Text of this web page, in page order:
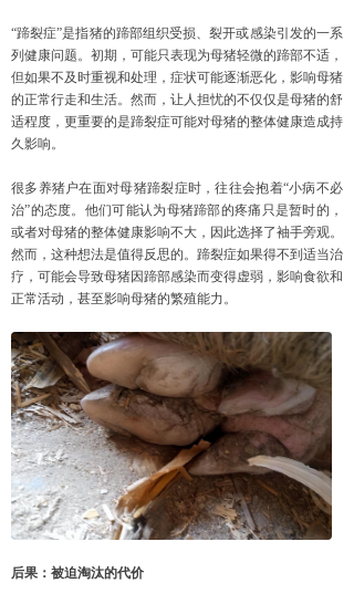
“蹄裂症”是指猪的蹄部组织受损、裂开或感染引发的一系
列健康问题。初期，可能只表现为母猪轻微的蹄部不适，
但如果不及时重视和处理，症状可能逐渐恶化，影响母猪
的正常行走和生活。然而，让人担忧的不仅仅是母猪的舒
适程度，更重要的是蹄裂症可能对母猪的整体健康造成持
久影响。
很多养猪户在面对母猪蹄裂症时，往往会抱着“小病不必
治”的态度。他们可能认为母猪蹄部的疼痛只是暂时的，
或者对母猪的整体健康影响不大，因此选择了袖手旁观。
然而，这种想法是值得反思的。蹄裂症如果得不到适当治
疗，可能会导致母猪因蹄部感染而变得虚弱，影响食欲和
正常活动，甚至影响母猪的繁殖能力。
后果：被迫淘汰的代价